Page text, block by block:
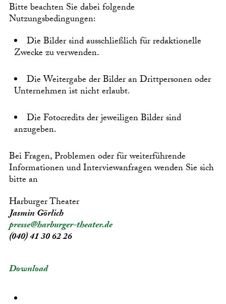
Bitte beachten Sie dabei folgende
Nutzungsbedingungen:
Die Bilder sind ausschließlich für redaktionelle
Zwecke zu verwenden.
Die Weitergabe der Bilder an Drittpersonen oder
Unternehmen ist nicht erlaubt.
Die Fotocredits der jeweiligen Bilder sind
anzugeben.
Bei Fragen, Problemen oder für weiterführende
Informationen und Interviewanfragen wenden Sie sich
bitte an
Harburger Theater
Jasmin Görlich
presse@harburger-theater.de
(040) 41 30 62 26
Download